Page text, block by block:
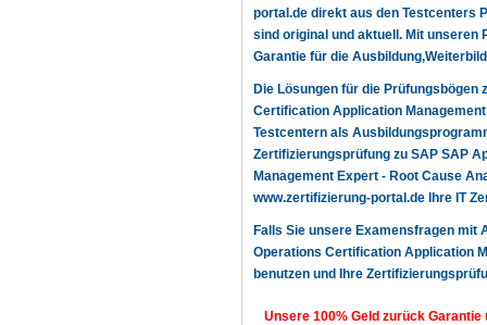
portal.de direkt aus den Testcenters
sind original und aktuell. Mit unseren
Garantie für die
Die Lösungen für die Prüfungsbögen
Certification Application
Testcentern als
Zertifizierungsprüfung zu SAP SAP
Management Expert - Root Cause
www.zertifizierung-portal.de Ihre IT
Falls Sie unsere Examensfragen mit
Operations Certification Application
benutzen und Ihre
Unsere 100% Geld zurück